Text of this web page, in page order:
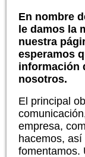
En nombre
le damos la
nuestra
esperamos
información
nosotros.
El principal
empresa,
hacemos,
fomentamos.